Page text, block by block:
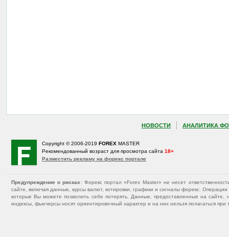
НОВОСТИ АНАЛИТИКА
Copyright © 2006-2019 FOREX MASTER
Рекомендованный возраст для просмотра сайта 18+
Разместить рекламу на форекс портале
Предупреждение о рисках : Форекс портал «Forex Master» не несет
сайте, включая данные, курсы валют, котировки, графики и сигналы форекс.
которые Вы можете позволить себе потерять. Данные, предоставленные на
индексы, фьючерсы носят ориентировочный характер и на них нельзя полагаться при